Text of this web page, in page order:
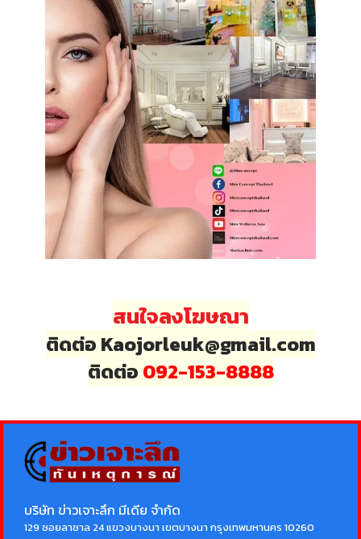
สนใจลงโฆษณา
ติดต่อ Kaojorleuk@gmail.com
ติดต่อ 092-153-8888
บริษัท ข่าวเจาะลึก มีเดีย จำกัด
129 ซอยลาซาล 24 แขวงบางนา เขตบางนา กรุงเทพมหานคร 10260